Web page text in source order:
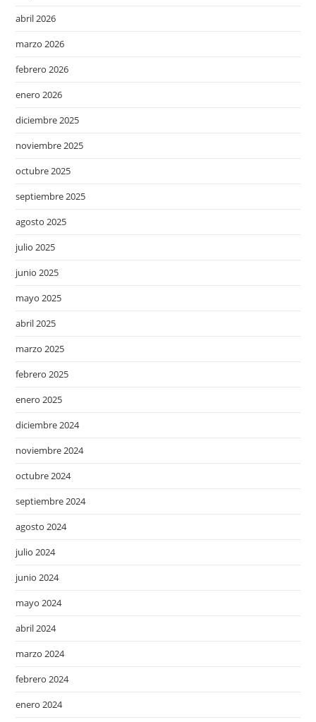
abril 2026
marzo 2026
febrero 2026
enero 2026
diciembre 2025
noviembre 2025
octubre 2025
septiembre 2025
agosto 2025
julio 2025
junio 2025
mayo 2025
abril 2025
marzo 2025
febrero 2025
enero 2025
diciembre 2024
noviembre 2024
octubre 2024
septiembre 2024
agosto 2024
julio 2024
junio 2024
mayo 2024
abril 2024
marzo 2024
febrero 2024
enero 2024